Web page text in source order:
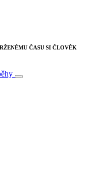
ČASU SI ČLOVĚK